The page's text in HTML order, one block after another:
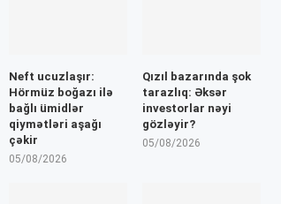
Neft ucuzlaşır:
Hörmüz boğazı ilə
bağlı ümidlər
qiymətləri aşağı
çəkir
05/08/2026
Qızıl bazarında şok
tarazlıq: Əksər
investorlar nəyi
gözləyir?
05/08/2026